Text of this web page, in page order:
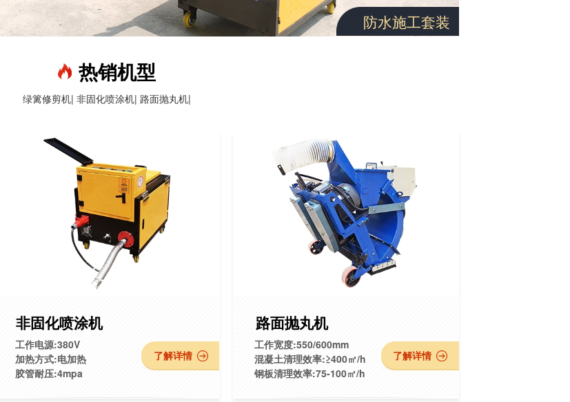
防水施工套装
热销机型
绿篱修剪机| 非固化喷涂机| 路面抛丸机|
非固化喷涂机
工作电源:380V
加热方式:电加热
胶管耐压:4mpa
了解详情
路面抛丸机
工作宽度:550/600mm
混凝土清理效率:≥400㎡/h
钢板清理效率:75-100㎡/h
了解详情